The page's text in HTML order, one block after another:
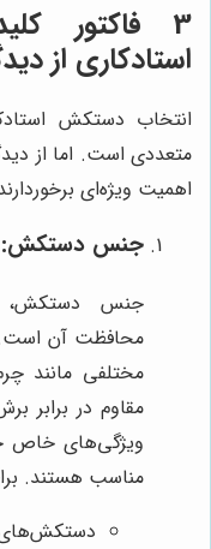
3 فاکتور
استادکاری از
انتخاب دستکش
متعددی است. اما از
اهمیت ویژه‌ای
جنس دستکش:
جنس دستکش،
محافظت آن است.
مقاوم در برابر
ویژگی‌های خاص
مناسب هستند.
دستکش‌های